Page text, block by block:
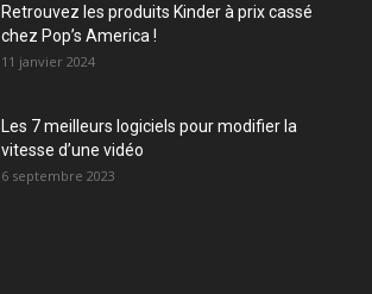
Retrouvez les produits Kinder à prix cassé
chez Pop’s America !
11 janvier 2024
Les 7 meilleurs logiciels pour modifier la
vitesse d’une vidéo
6 septembre 2023